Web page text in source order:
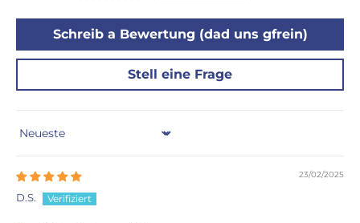
Schreib a Bewertung (dad uns gfrein)
Stell eine Frage
Sort by
23/02/2025
D.S.